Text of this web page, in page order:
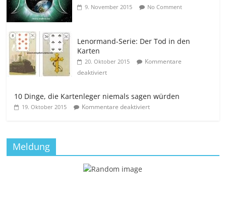
9. November 2015 No Comment
Lenormand-Serie: Der Tod in den
Karten
20. Oktober 2015
Kommentare
deaktiviert
10 Dinge, die Kartenleger niemals sagen würden
19. Oktober 2015 Kommentare deaktiviert
Meldung